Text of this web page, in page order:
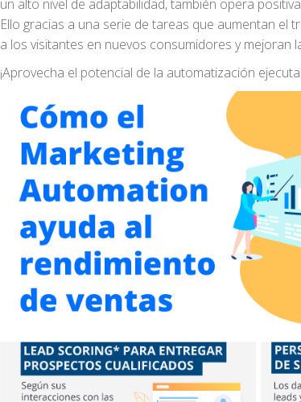
un alto nivel de adaptabilidad, también opera
Ello gracias a una serie de tareas que aumentan el
a los visitantes en nuevos consumidores y mejoran
¡Aprovecha el potencial de la automatización